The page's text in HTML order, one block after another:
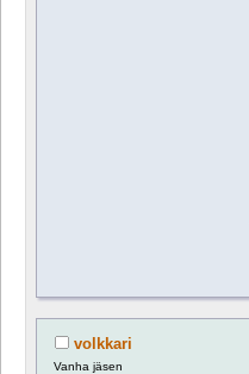
volkkari
Vanha jäsen